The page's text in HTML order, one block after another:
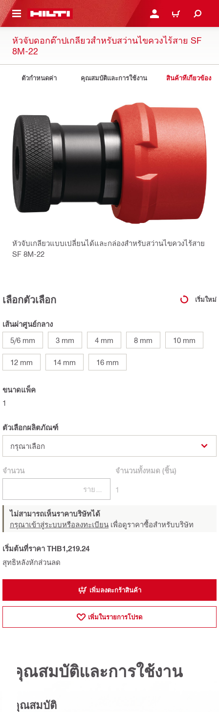
CONTENT เข้าสู่ระบบหรือลงทะเบียนเ
ตะกร้าสินค้า
หัวจับดอกต๊าปเกลียวสำหรับสว่านไขควงไร้สาย SF
8M-22
ตัวกำหนดค่า คุณสมบัติและการใช้งาน สินค้าที่เกี่ยวข้อง
หัวจับเกลียวแบบเปลี่ยนได้และกล่องสำหรับสว่านไขควงไร้สาย
SF 8M-22
เลือกตัวเลือก เริ่มใหม่
เส้นผ่าศูนย์กลาง
5/6 mm
3 mm 4 mm 8 mm 10 mm
12 mm 14 mm 16 mm
ขนาดแพ็ค
1
ตัวเลือกผลิตภัณฑ์
กรุณาเลือก
จำนวน จำนวนทั้งหมด (ชิ้น)
1
ไม่สามารถเห็นราคาบริษัทได้
กรุณาเข้าสู่ระบบหรือลงทะเบียน เพื่อดูราคาซื้อสำหรับบริษัท
สุทธิหลังหักส่วนลด
เริ่มต้นที่ราคา THB1,219.24
เพิ่มลงตะกร้าสินค้า
เพิ่มในรายการโปรด
คุณสมบัติและการใช้งาน
คุณสมบัติ